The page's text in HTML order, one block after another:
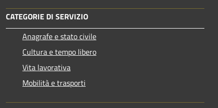
CATEGORIE DI SERVIZIO
Anagrafe e stato civile
Cultura e tempo libero
Vita lavorativa
Mobilità e trasporti